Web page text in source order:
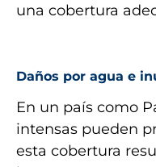
una cobertura
Daños por agua e
En un país como
intensas pueden
esta cobertura